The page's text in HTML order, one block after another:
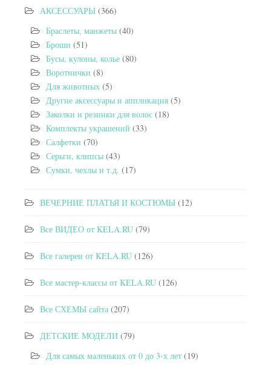
АКСЕССУАРЫ (366)
Браслеты, манжеты (40)
Броши (51)
Бусы, кулоны, колье (80)
Воротнички (8)
Для животных (5)
Другие аксессуары и аппликация (5)
Заколки и резинки для волос (18)
Комплекты украшений (33)
Салфетки (70)
Серьги, клипсы (43)
Сумки, чехлы и т.д. (17)
ВЕЧЕРНИЕ ПЛАТЬЯ И КОСТЮМЫ (12)
Все ВИДЕО от KELA.RU (79)
Все галереи от KELA.RU (126)
Все мастер-классы от KELA.RU (126)
Все СХЕМЫ сайта (207)
ДЕТСКИЕ МОДЕЛИ (79)
Для самых маленьких от 0 до 3-х лет (19)